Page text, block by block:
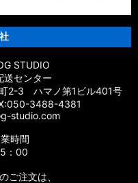
STUDIO
センター
2-3 ハマノ第1ビル401号
3488-4381
studio.com
時間
：00
ご注文は、